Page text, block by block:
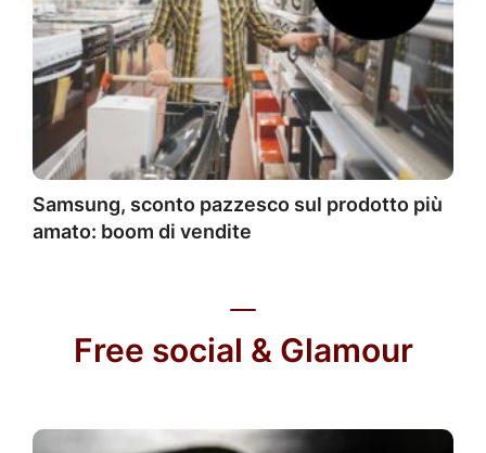
Samsung, sconto pazzesco sul prodotto più
amato: boom di vendite
Free social & Glamour